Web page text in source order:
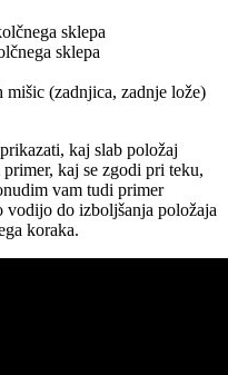
sklepa
sklepa
mišic (zadnjica, zadnje lože)
kaj slab položaj
kaj se zgodi pri teku,
vam tudi primer
vodijo do izboljšanja položaja
koraka.